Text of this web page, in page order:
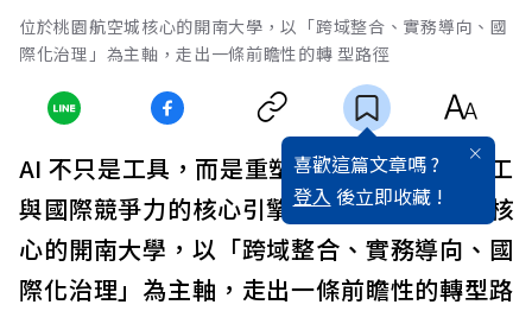
位於桃園航空城核心的開南大學，以「跨域整合、實務導向、國
際化治理」為主軸，走出一條前瞻性的轉 型路徑
喜歡這篇文章嗎 ?
登入 後立即收藏 !
AI 不只是工具，而是重塑組織治理、專業分工
與國際競爭力的核心引擎。位於桃園航空城核
心的開南大學，以「跨域整合、實務導向、國
際化治理」為主軸，走出一條前瞻性的轉型路